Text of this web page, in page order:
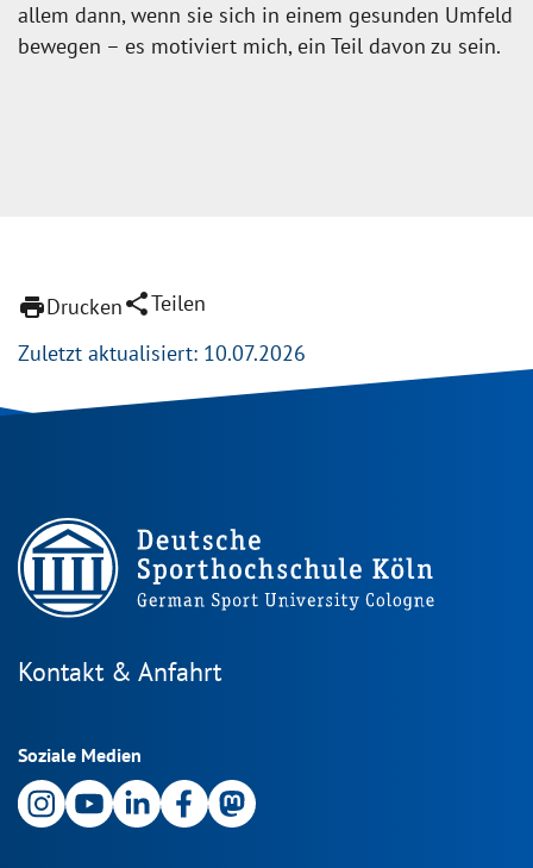
allem dann, wenn sie sich in einem gesunden Umfeld
bewegen – es motiviert mich, ein Teil davon zu sein.
printDruckenshareTeilen
Zuletzt aktualisiert: 10.07.2026
Kontakt & Anfahrt
Soziale Medien